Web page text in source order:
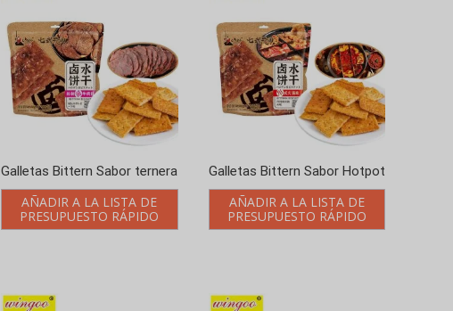
Galletas Bittern Sabor ternera
AÑADIR A LA LISTA DE
PRESUPUESTO RÁPIDO
Galletas Bittern Sabor Hotpot
AÑADIR A LA LISTA DE
PRESUPUESTO RÁPIDO